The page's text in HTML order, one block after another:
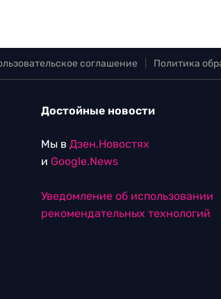
соглашение Политика
Достойные новости
Мы в Дзен.Новостях
и Google.News
Уведомление об использовании
рекомендательных технологий